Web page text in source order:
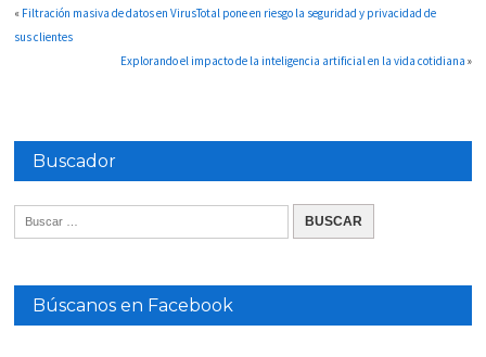
« Filtración masiva de datos en VirusTotal pone en riesgo la seguridad y privacidad de
sus clientes
Explorando el impacto de la inteligencia artificial en la vida cotidiana »
Buscador
Búscanos en Facebook